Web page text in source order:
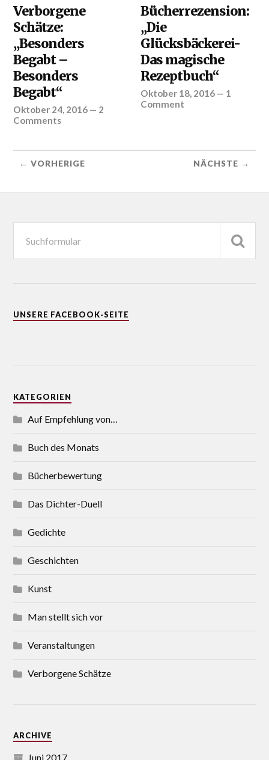
Verborgene
Schätze:
„Besonders
Begabt –
Besonders
Begabt“
Oktober 24, 2016 — 2
Comments
Bücherrezension:
„Die
Glücksbäckerei-
Das magische
Rezeptbuch“
Oktober 18, 2016 — 1
Comment
← VORHERIGE NÄCHSTE →
UNSERE FACEBOOK-SEITE
KATEGORIEN
Auf Empfehlung von…
Buch des Monats
Bücherbewertung
Das Dichter-Duell
Gedichte
Geschichten
Kunst
Man stellt sich vor
Veranstaltungen
Verborgene Schätze
ARCHIVE
Juni 2017